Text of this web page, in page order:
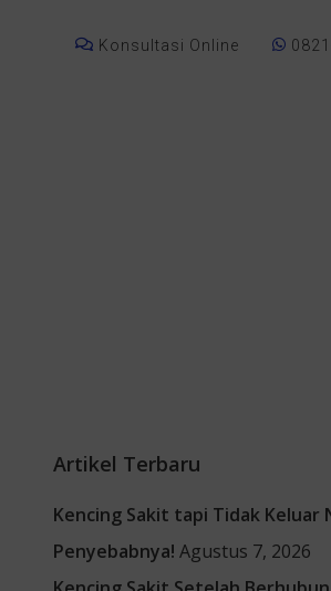
Konsultasi Online
Artikel Terbaru
Kencing Sakit tapi Tidak Keluar
Penyebabnya! Agustus 7, 2026